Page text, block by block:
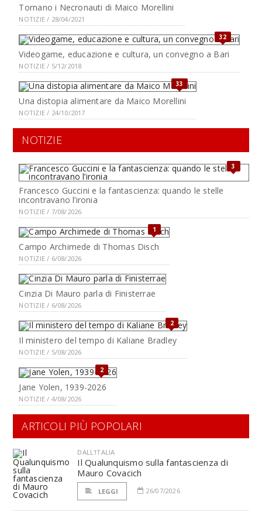
Tornano i Necronauti di Maico Morellini
NOTIZIE / 28/04/2021
32
Videogame, educazione e cultura, un convegno a Bari
NOTIZIE / 5/12/2018
33
Una distopia alimentare da Maico Morellini
NOTIZIE / 24/10/2017
NOTIZIE
3
Francesco Guccini e la fantascienza: quando le stelle
incontravano l’ironia
NOTIZIE / 7/08/2026
1
Campo Archimede di Thomas Disch
NOTIZIE / 6/08/2026
Cinzia Di Mauro parla di Finisterrae
NOTIZIE / 6/08/2026
2
Il ministero del tempo di Kaliane Bradley
NOTIZIE / 5/08/2026
2
Jane Yolen, 1939-2026
NOTIZIE / 4/08/2026
ARTICOLI PIÙ POPOLARI
DALL'ITALIA
Il Qualunquismo sulla fantascienza di
Mauro Covacich
LEGGI 26/07/2026